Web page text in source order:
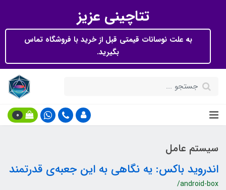
تتاچینی عزیز
به علت نوسانات قیمتی قبل از خرید با فروشگاه تماس
بگیرید.
0
سیستم عامل
اندروید باکس: یه نگاهی به این جعبه‌ی قدرتمند
/android-box